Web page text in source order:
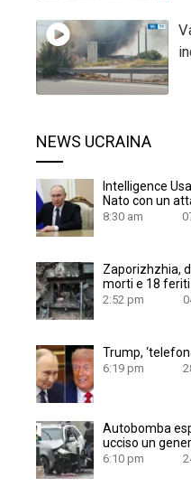
NEWS UCRAINA
Intelligence
Nato con un
8:30 am
Zaporizhzhia,
morti e 18 feriti
2:52 pm
Trump,
6:19 pm
Autobomba
ucciso un
6:10 pm